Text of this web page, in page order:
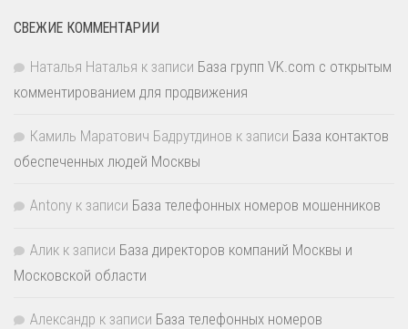
СВЕЖИЕ КОММЕНТАРИИ
Наталья Наталья к записи База групп VK.com с открытым
комментированием для продвижения
Камиль Маратович Бадрутдинов к записи База контактов
обеспеченных людей Москвы
Antony к записи База телефонных номеров мошенников
Алик к записи База директоров компаний Москвы и
Московской области
Александр к записи База телефонных номеров